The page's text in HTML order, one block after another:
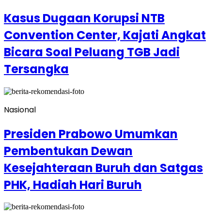
Kasus Dugaan Korupsi NTB
Convention Center, Kajati Angkat
Bicara Soal Peluang TGB Jadi
Tersangka
Nasional
Presiden Prabowo Umumkan
Pembentukan Dewan
Kesejahteraan Buruh dan Satgas
PHK, Hadiah Hari Buruh